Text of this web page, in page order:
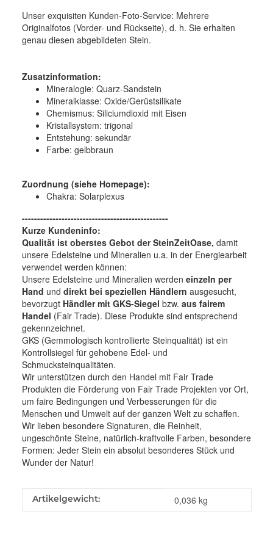
Unser exquisiten Kunden-Foto-Service: Mehrere
Originalfotos (Vorder- und Rückseite), d. h. Sie erhalten
genau diesen abgebildeten Stein.
Zusatzinformation:
Mineralogie: Quarz-Sandstein
Mineralklasse: Oxide/Gerüstsilikate
Chemismus: Siliciumdioxid mit Eisen
Kristallsystem: trigonal
Entstehung: sekundär
Farbe: gelbbraun
Zuordnung (siehe Homepage):
Chakra: Solarplexus
------------------------------------------------
Kurze Kundeninfo:
Qualität ist oberstes Gebot der SteinZeitOase, damit
unsere Edelsteine und Mineralien u.a. in der Energiearbeit
verwendet werden können:
Unsere Edelsteine und Mineralien werden einzeln per
Hand und direkt bei speziellen Händlern ausgesucht,
bevorzugt Händler mit GKS-Siegel bzw. aus fairem
Handel (Fair Trade). Diese Produkte sind entsprechend
gekennzeichnet.
GKS (Gemmologisch kontrollierte Steinqualität) ist ein
Kontrollsiegel für gehobene Edel- und
Schmucksteinqualitäten.
Wir unterstützen durch den Handel mit Fair Trade
Produkten die Förderung von Fair Trade Projekten vor Ort,
um faire Bedingungen und Verbesserungen für die
Menschen und Umwelt auf der ganzen Welt zu schaffen.
Wir lieben besondere Signaturen, die Reinheit,
ungeschönte Steine, natürlich-kraftvolle Farben, besondere
Formen: Jeder Stein ein absolut besonderes Stück und
Wunder der Natur!
Produkteigenschaft
Wert
Artikelgewicht: 0,036 kg